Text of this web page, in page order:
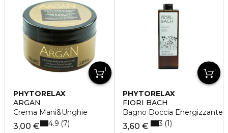
PHYTORELAX
ARGAN
Crema Mani&Unghie
3,00 €
4.9 7
PHYTORELAX
FIORI BACH
Bagno Doccia Energizzante
3,60 €
3 1